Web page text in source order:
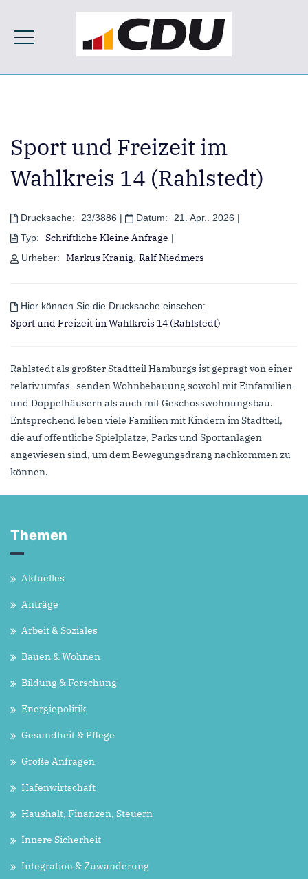
Sport und Freizeit im
Wahlkreis 14 (Rahlstedt)
Drucksache: 23/3886 | Datum: 21. Apr.. 2026 |
Typ:
Schriftliche Kleine Anfrage |
Urheber:
Markus Kranig,Ralf Niedmers
Hier können Sie die Drucksache einsehen:
Sport und Freizeit im Wahlkreis 14 (Rahlstedt)
Rahlstedt als größter Stadtteil Hamburgs ist geprägt von einer
relativ umfas- senden Wohnbebauung sowohl mit Einfamilien-
und Doppelhäusern als auch mit Geschosswohnungsbau.
Entsprechend leben viele Familien mit Kindern im Stadtteil,
die auf öffentliche Spielplätze, Parks und Sportanlagen
angewiesen sind, um dem Bewegungsdrang nachkommen zu
können.
Themen
Aktuelles
Anträge
Arbeit & Soziales
Bauen & Wohnen
Bildung & Forschung
Energiepolitik
Gesundheit & Pflege
Große Anfragen
Hafenwirtschaft
Haushalt, Finanzen, Steuern
Innere Sicherheit
Integration & Zuwanderung